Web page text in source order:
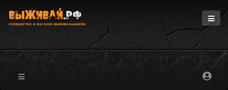
Информация
Магазин